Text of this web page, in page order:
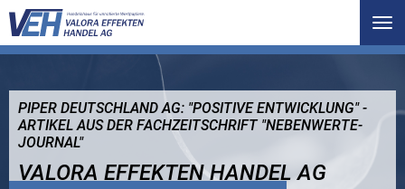
PIPER DEUTSCHLAND AG: "POSITIVE ENTWICKLUNG" -
ARTIKEL AUS DER FACHZEITSCHRIFT "NEBENWERTE-
JOURNAL"
VALORA EFFEKTEN HANDEL AG